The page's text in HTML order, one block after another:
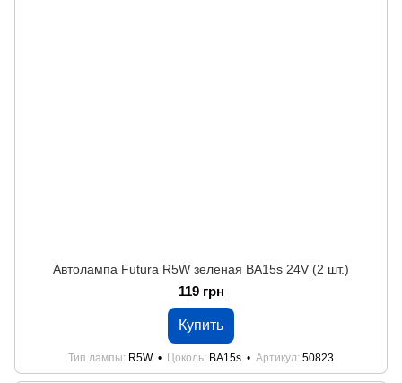
Автолампа Futura R5W зеленая BA15s 24V (2 шт.)
119 грн
Купить
Тип лампы R5W Цоколь BA15s Артикул 50823